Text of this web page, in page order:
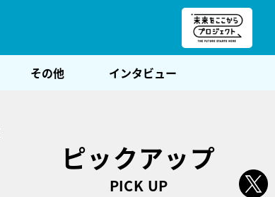
その他 インタビュー
ピックアップ
PICK UP